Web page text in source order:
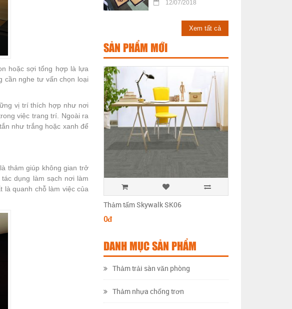
hoặc sợi tổng hợp là lựa
cần nghe tư vấn chọn loại
vị trí thích hợp như nơi
việc trang trí. Ngoài ra
như trắng hoặc xanh để
thảm giúp không gian trở
dụng làm sạch nơi làm
là quanh chỗ làm việc của
12/07/2018
Xem tất cả
SẢN PHẨM MỚI
Thảm tấm Skywalk SK06
0đ
DANH MỤC SẢN PHẨM
Thảm trải sàn văn phòng
Thảm nhựa chống trơn